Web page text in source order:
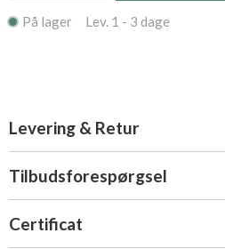
På lager Lev. 1 - 3 dage
Levering & Retur
Tilbudsforespørgsel
Certificat